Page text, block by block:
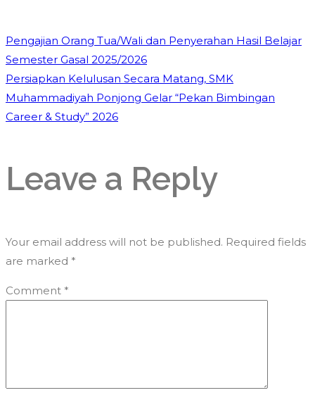
Pengajian Orang Tua/Wali dan Penyerahan Hasil Belajar
Semester Gasal 2025/2026
Persiapkan Kelulusan Secara Matang, SMK
Muhammadiyah Ponjong Gelar “Pekan Bimbingan
Career & Study” 2026
Leave a Reply
Your email address will not be published. Required fields
are marked *
Comment *